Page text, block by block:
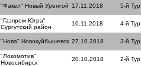
"Факел" Новый Уренгой 17.11.2018 5-й Тур
"Газпром-Югра"
Сургутский район
10.11.2018 4-й Тур
"Нова" Новокуйбышевск 27.10.2018 3-й Тур
"Локомотив"
Новосибирск
20.10.2018 2-й Тур